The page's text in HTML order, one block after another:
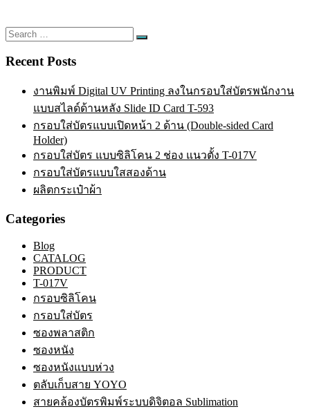
Search
for:
Search
Recent Posts
งานพิมพ์ Digital UV Printing ลงในกรอบใส่บัตรพนักงาน
แบบสไลด์ด้านหลัง Slide ID Card T-593
กรอบใส่บัตรแบบเปิดหน้า 2 ด้าน (Double-sided Card
Holder)
กรอบใส่บัตร แบบซิลิโคน 2 ช่อง แนวตั้ง T-017V
กรอบใส่บัตรแบบใสสองด้าน
ผลิตกระเป๋าผ้า
Categories
Blog
CATALOG
PRODUCT
T-017V
กรอบซิลิโคน
กรอบใส่บัตร
ซองพลาสติก
ซองหนัง
ซองหนังแบบห่วง
ตลับเก็บสาย YOYO
สายคล้องบัตรพิมพ์ระบบดิจิตอล Sublimation